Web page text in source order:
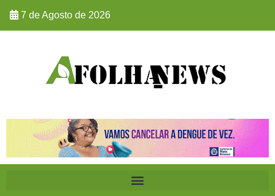
7 de Agosto de 2026